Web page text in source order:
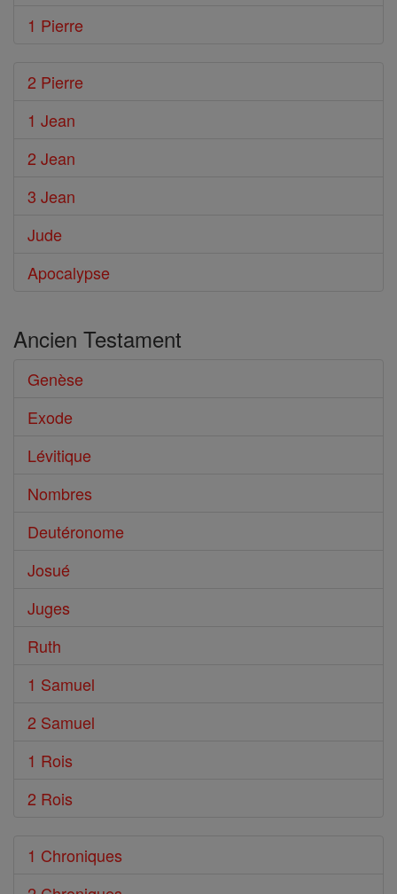
1 Pierre
2 Pierre
1 Jean
2 Jean
3 Jean
Jude
Apocalypse
Ancien Testament
Genèse
Exode
Lévitique
Nombres
Deutéronome
Josué
Juges
Ruth
1 Samuel
2 Samuel
1 Rois
2 Rois
1 Chroniques